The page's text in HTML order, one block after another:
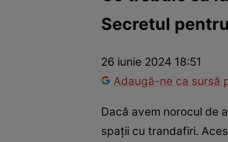
InternaționalFapt divers
Secretul
26 iunie 2024 18:51
Adaugă-ne ca sursă
Dacă avem norocul de
spații cu trandafiri.